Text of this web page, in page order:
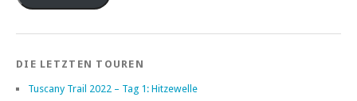
DIE LETZTEN TOUREN
Tuscany Trail 2022 – Tag 1: Hitzewelle